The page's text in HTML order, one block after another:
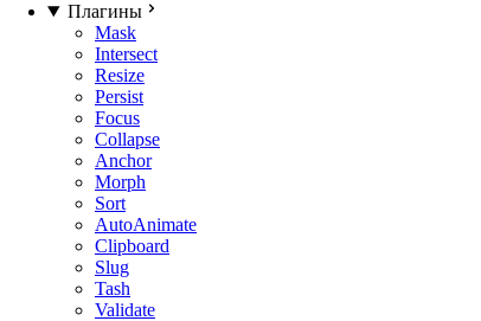
Плагины
Mask
Intersect
Resize
Persist
Focus
Collapse
Anchor
Morph
Sort
AutoAnimate
Clipboard
Slug
Tash
Validate